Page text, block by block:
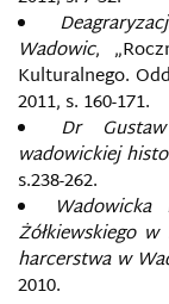
Wadowic,
Kulturalnego.
2011, s. 160-171.
Dr
wadowickiej
s.238-262.
Żółkiewskiego
harcerstwa w
2010.